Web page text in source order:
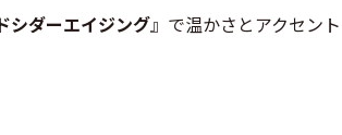
ダーエイジング』で温かさとアクセント